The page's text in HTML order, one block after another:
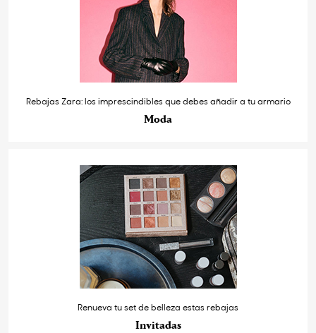
Rebajas Zara: los imprescindibles que debes añadir a tu armario
Moda
Renueva tu set de belleza estas rebajas
Invitadas